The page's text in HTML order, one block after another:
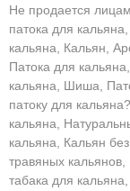
Не продается
патока для
кальяна, Кальян,
Патока для
кальяна, Шиша,
патоку для
кальяна,
кальяна, Кальян
травяных
табака для